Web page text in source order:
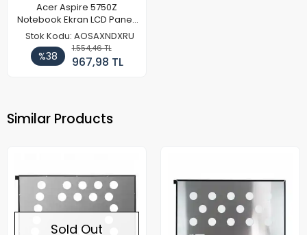
Acer Aspire 5750Z
Notebook Ekran LCD Paneli
(Ref)
Stok Kodu: AOSAXNDXRU
%38
1.554,46 TL
967,98 TL
Similar Products
Sold Out